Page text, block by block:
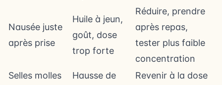
Nausée juste
après prise
Huile à jeun,
goût, dose
trop forte
Réduire, prendre
après repas,
tester plus faible
concentration
Selles molles
Hausse de
Revenir à la dose